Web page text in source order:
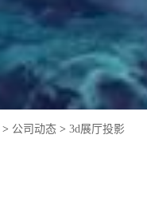
> 公司动态 > 3d展厅投影